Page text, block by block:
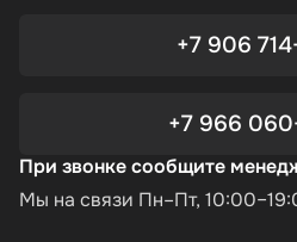
+7 906
+7 966
При звонке сообщите
Мы на связи Пн–Пт,